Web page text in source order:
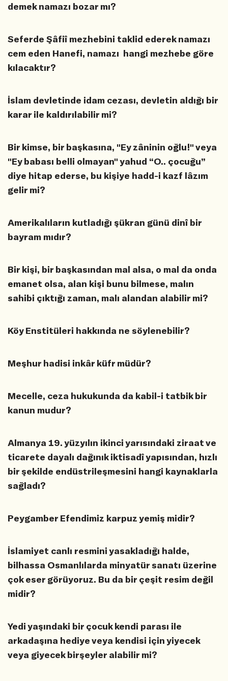
demek namazı bozar mı?
Seferde Şâfiî mezhebini taklid ederek namazı
cem eden Hanefi, namazı hangi mezhebe göre
kılacaktır?
İslam devletinde idam cezası, devletin aldığı bir
karar ile kaldırılabilir mi?
Bir kimse, bir başkasına, "Ey zâninin oğlu!" veya
"Ey babası belli olmayan" yahud “O.. çocuğu”
diye hitap ederse, bu kişiye hadd-i kazf lâzım
gelir mi?
Amerikalıların kutladığı şükran günü dinî bir
bayram mıdır?
Bir kişi, bir başkasından mal alsa, o mal da onda
emanet olsa, alan kişi bunu bilmese, malın
sahibi çıktığı zaman, malı alandan alabilir mi?
Köy Enstitüleri hakkında ne söylenebilir?
Meşhur hadisi inkâr küfr müdür?
Mecelle, ceza hukukunda da kabil-i tatbik bir
kanun mudur?
Almanya 19. yüzyılın ikinci yarısındaki ziraat ve
ticarete dayalı dağınık iktisadî yapısından, hızlı
bir şekilde endüstrileşmesini hangi kaynaklarla
sağladı?
Peygamber Efendimiz karpuz yemiş midir?
İslamiyet canlı resmini yasakladığı halde,
bilhassa Osmanlılarda minyatür sanatı üzerine
çok eser görüyoruz. Bu da bir çeşit resim değil
midir?
Yedi yaşındaki bir çocuk kendi parası ile
arkadaşına hediye veya kendisi için yiyecek
veya giyecek birşeyler alabilir mi?